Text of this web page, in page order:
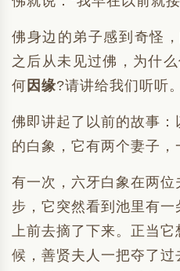
佛身边的弟子感到奇怪
之后从未见过佛，为什
何 因缘?请讲给我们听听
佛即讲起了以前的故事
的白象，它有两个妻子，
有一次，六牙白象在两
步，它突然看到池里有
上前去摘了下来。正当
候，善贤夫人一把夺了